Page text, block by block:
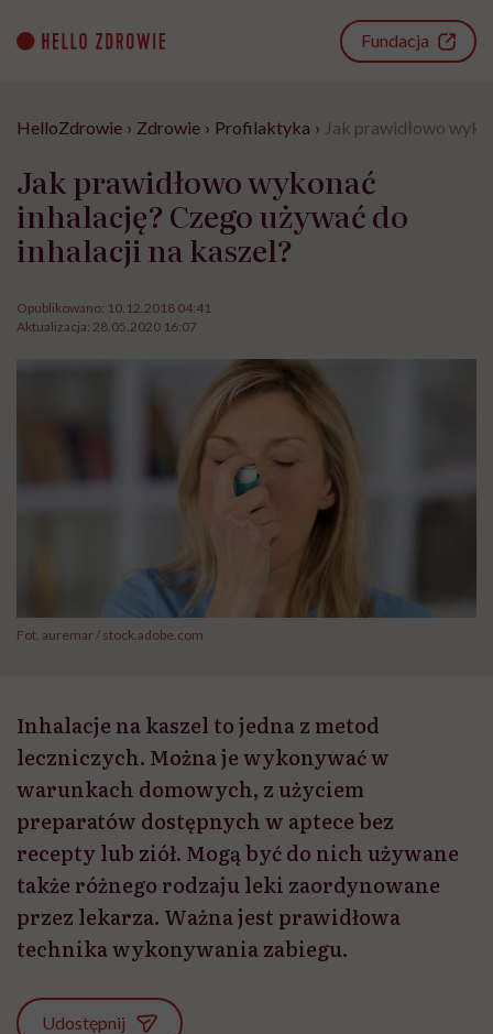
content
Fundacja
HelloZdrowie › Zdrowie › Profilaktyka › Jak prawidłowo
Jak prawidłowo wykonać
inhalację? Czego używać do
inhalacji na kaszel?
Opublikowano: 10.12.2018 04:41
Aktualizacja: 28.05.2020 16:07
Fot. auremar / stock.adobe.com
Inhalacje na kaszel to jedna z metod
leczniczych. Można je wykonywać w
warunkach domowych, z użyciem
preparatów dostępnych w aptece bez
recepty lub ziół. Mogą być do nich używane
także różnego rodzaju leki zaordynowane
przez lekarza. Ważna jest prawidłowa
technika wykonywania zabiegu.
Udostępnij